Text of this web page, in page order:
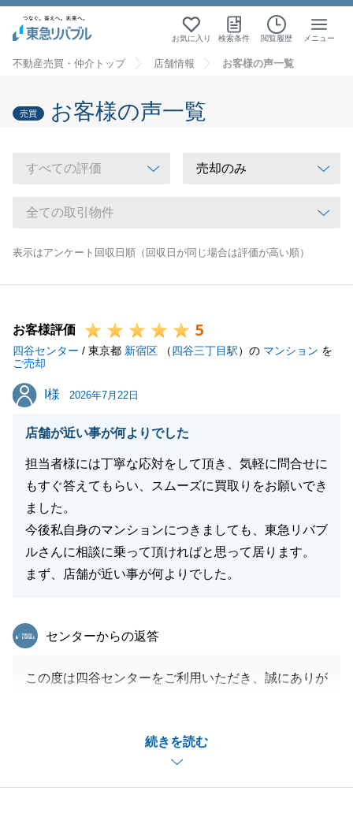
お気に入り 検索条件 閲覧履歴 メニュー
不動産売買・仲介トップ 店舗情報 お客様の声一覧
売買 お客様の声一覧
表示はアンケート回収日順（回収日が同じ場合は評価が高い順）
お客様評価 5
四谷センター / 東京都 新宿区 （四谷三丁目駅）の マンション を
ご売却
I様
I様 2026年7月22日
店舗が近い事が何よりでした
担当者様には丁寧な応対をして頂き、気軽に問合せに
もすぐ答えてもらい、スムーズに買取りをお願いでき
ました。
今後私自身のマンションにつきましても、東急リバブ
ルさんに相談に乗って頂ければと思って居ります。
まず、店舗が近い事が何よりでした。
続きを読む
東急リバブル
センターからの返答
この度は四谷センターをご利用いただき、誠にありが
入させていただくお取引でしたが、I様、並びに皆様
の多大なるご協力のおかげで、お引渡しまでスムーズ
に進めることができました。重ねて御礼申し上げま